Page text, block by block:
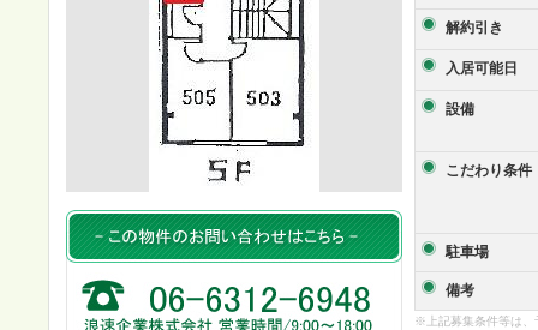
解約引き
入居可能日
設備
こだわり条件
駐車場
備考
※上記募集条件等は、